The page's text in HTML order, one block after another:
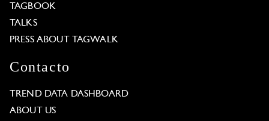
TAGBOOK
TALKS
PRESS ABOUT TAGWALK
Contacto
TREND DATA DASHBOARD
ABOUT US